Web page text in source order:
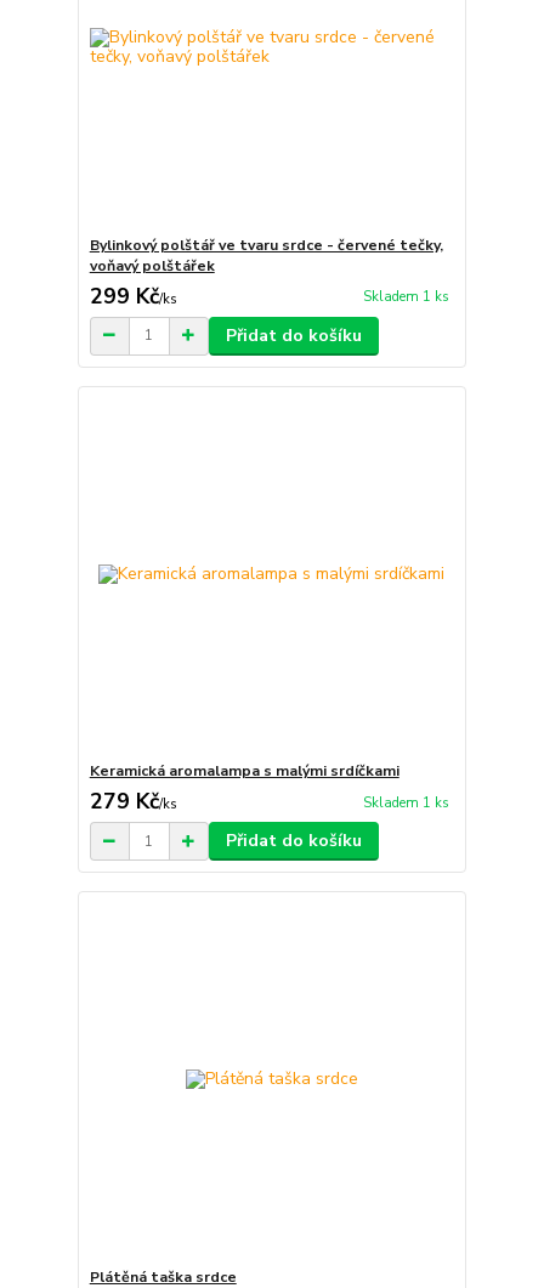
Bylinkový polštář ve tvaru srdce - červené tečky,
voňavý polštářek
299 Kč/ks Skladem 1 ks
Přidat do košíku
Keramická aromalampa s malými srdíčkami
279 Kč/ks Skladem 1 ks
Přidat do košíku
Plátěná taška srdce